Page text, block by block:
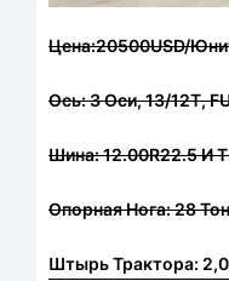
Цена:20500USD/
Ось: 3 Оси, 13/12T,
Шина: 12.00R22.5 И
Опорная Нога: 28
Штырь Трактора: